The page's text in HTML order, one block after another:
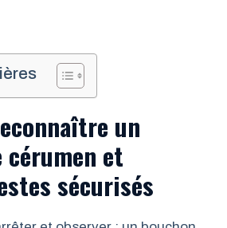
un
cérumen et
sécurisés